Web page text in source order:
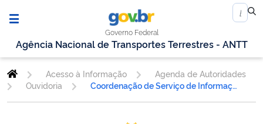
Governo Federal
Agência Nacional de Transportes Terrestres - ANTT
Acesso à Informação
Agenda de Autoridades
Ouvidoria
Coordenação de Serviço de Informação ao Cidadão - COSIC